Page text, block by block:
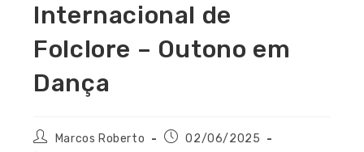
Internacional de
Folclore – Outono em
Dança
Marcos Roberto
02/06/2025